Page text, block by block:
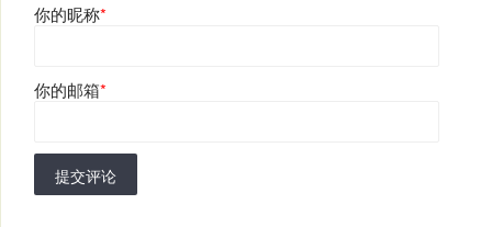
你的昵称*
你的邮箱*
提交评论